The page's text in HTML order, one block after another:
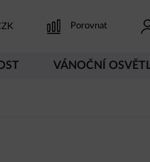
Porovnat
VÁNOČNÍ